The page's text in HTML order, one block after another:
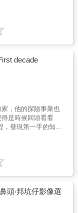
人造物和動態瞬間
前往幾乎無法抵達
，目睹千載難逢的
decade
，他的探險事業也
是時候回頭看看
具有參考的價值。
給未來的世代。他
怎麼思考和行為，
南美洲，濃縮到三
交通並不方便，許
需要用的底片不只
頭‧邦坑仔影像選